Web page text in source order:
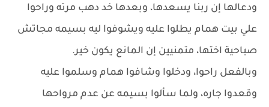
ودعالها إن ربنا يسعدها، وبعدها خد دهب مرته وراحوا
علي بيت همام يطلوا عليه ويشوفوا ليه بسيمه مجاتش
صباحية اختها، متمنيين إن المانع يكون خير.
وبالفعل راحوا، ودخلوا وشافوا همام وسلموا عليه
وقعدوا جاره، ولما سألوا بسيمه عن عدم مرواحها